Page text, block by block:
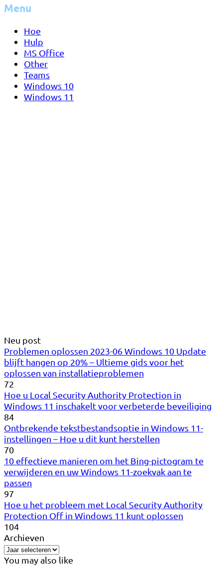
Menu
Hoe
Hulp
MS Office
Other
Teams
Windows 10
Windows 11
Neu post
Problemen oplossen 2023-06 Windows 10 Update
blijft hangen op 20% – Ultieme gids voor het
oplossen van installatieproblemen
72
Hoe u Local Security Authority Protection in
Windows 11 inschakelt voor verbeterde beveiliging
84
Ontbrekende tekstbestandsoptie in Windows 11-
instellingen – Hoe u dit kunt herstellen
70
10 effectieve manieren om het Bing-pictogram te
verwijderen en uw Windows 11-zoekvak aan te
passen
97
Hoe u het probleem met Local Security Authority
Protection Off in Windows 11 kunt oplossen
104
Archieven
You may also like